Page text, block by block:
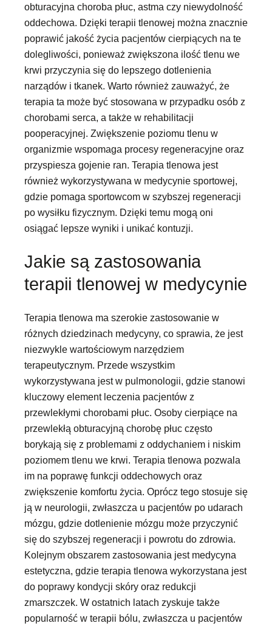
obturacyjna choroba płuc, astma czy niewydolność
oddechowa. Dzięki terapii tlenowej można znacznie
poprawić jakość życia pacjentów cierpiących na te
dolegliwości, ponieważ zwiększona ilość tlenu we
krwi przyczynia się do lepszego dotlenienia
narządów i tkanek. Warto również zauważyć, że
terapia ta może być stosowana w przypadku osób z
chorobami serca, a także w rehabilitacji
pooperacyjnej. Zwiększenie poziomu tlenu w
organizmie wspomaga procesy regeneracyjne oraz
przyspiesza gojenie ran. Terapia tlenowa jest
również wykorzystywana w medycynie sportowej,
gdzie pomaga sportowcom w szybszej regeneracji
po wysiłku fizycznym. Dzięki temu mogą oni
osiągać lepsze wyniki i unikać kontuzji.
Jakie są zastosowania
terapii tlenowej w medycynie
Terapia tlenowa ma szerokie zastosowanie w
różnych dziedzinach medycyny, co sprawia, że jest
niezwykle wartościowym narzędziem
terapeutycznym. Przede wszystkim
wykorzystywana jest w pulmonologii, gdzie stanowi
kluczowy element leczenia pacjentów z
przewlekłymi chorobami płuc. Osoby cierpiące na
przewlekłą obturacyjną chorobę płuc często
borykają się z problemami z oddychaniem i niskim
poziomem tlenu we krwi. Terapia tlenowa pozwala
im na poprawę funkcji oddechowych oraz
zwiększenie komfortu życia. Oprócz tego stosuje się
ją w neurologii, zwłaszcza u pacjentów po udarach
mózgu, gdzie dotlenienie mózgu może przyczynić
się do szybszej regeneracji i powrotu do zdrowia.
Kolejnym obszarem zastosowania jest medycyna
estetyczna, gdzie terapia tlenowa wykorzystana jest
do poprawy kondycji skóry oraz redukcji
zmarszczek. W ostatnich latach zyskuje także
popularność w terapii bólu, zwłaszcza u pacjentów